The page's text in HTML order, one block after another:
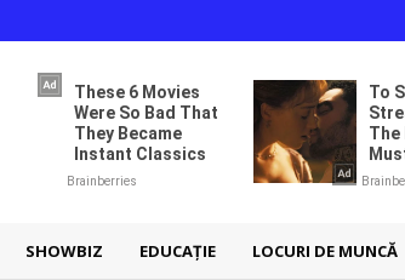
SHOWBIZ EDUCAȚIE LOCURI DE MUNCĂ